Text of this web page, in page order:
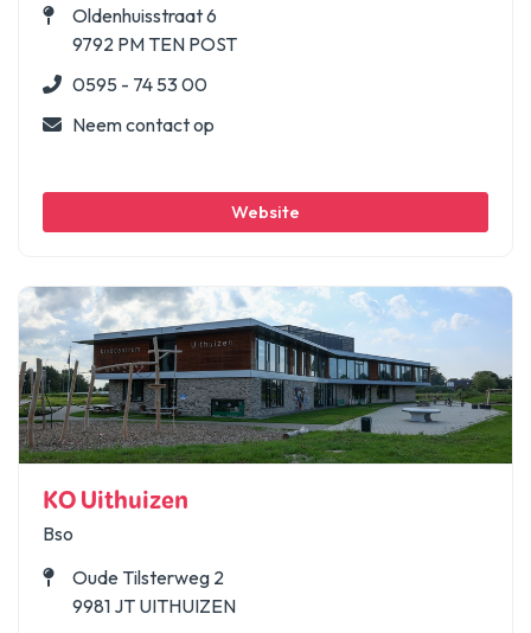
Oldenhuisstraat 6
9792 PM TEN POST
0595 - 74 53 00
Neem contact op
Website
KO Uithuizen
Bso
Oude Tilsterweg 2
9981 JT UITHUIZEN